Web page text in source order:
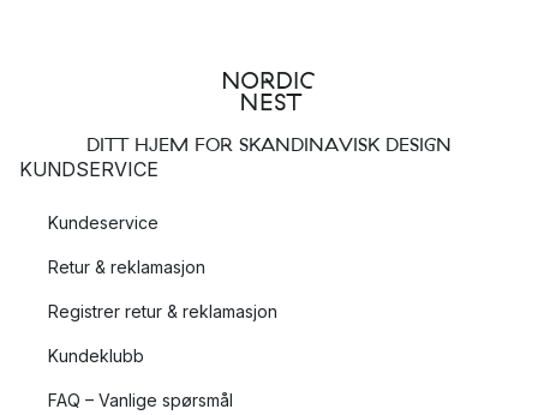
DITT HJEM FOR SKANDINAVISK DESIGN
KUNDSERVICE
Kundeservice
Retur & reklamasjon
Registrer retur & reklamasjon
Kundeklubb
FAQ – Vanlige spørsmål